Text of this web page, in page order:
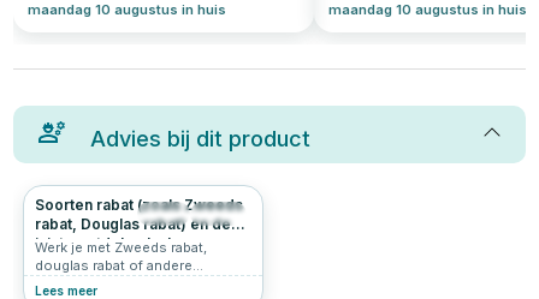
maandag 10 augustus in huis maandag 10 augustus in huis
Advies bij dit product
98 5.0
Soorten rabat (zoals Zweeds
rabat, Douglas rabat) én de
juiste potdekselschroeven
Werk je met Zweeds rabat,
douglas rabat of andere
rabatdelen? Dan is niet alleen
Lees meer